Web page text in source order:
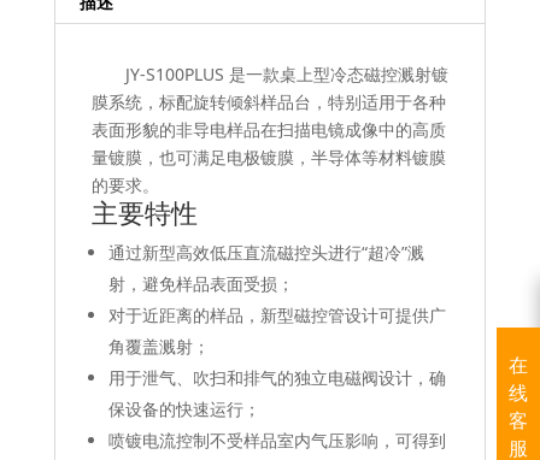
JY-S100PLUS 是一款桌上型冷态磁控溅射镀
膜系统，标配旋转倾斜样品台，特别适用于各种
表面形貌的非导电样品在扫描电镜成像中的高质
量镀膜，也可满足电极镀膜，半导体等材料镀膜
的要求。
主要特性
通过新型高效低压直流磁控头进行“超冷”溅
射，避免样品表面受损；
对于近距离的样品，新型磁控管设计可提供广
角覆盖溅射；
用于泄气、吹扫和排气的独立电磁阀设计，确
保设备的快速运行；
喷镀电流控制不受样品室内气压影响，可得到
在
线
客
服